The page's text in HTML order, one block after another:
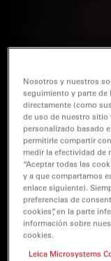
Nosotros y nuestros
seguimiento y parte
directamente (como
de uso de nuestro
personalizado basado
permitirle compartir
medir la efectividad de
“Aceptar todas las
y a que compartamos
enlace siguiente).
preferencias de
cookies”, en la parte
información sobre
cookies.
Leica Microsystems